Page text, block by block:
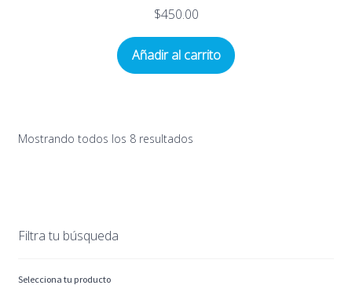
$450.00
Añadir al carrito
Mostrando todos los 8 resultados
Filtra tu búsqueda
Selecciona tu producto